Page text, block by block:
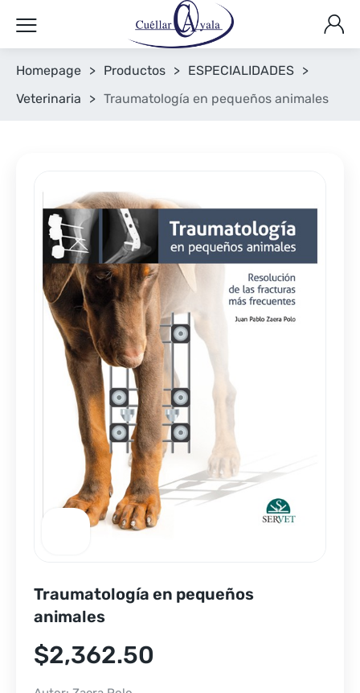
Homepage > Productos > ESPECIALIDADES >
Veterinaria
> Traumatología en pequeños animales
Traumatología en pequeños
animales
$2,362.50